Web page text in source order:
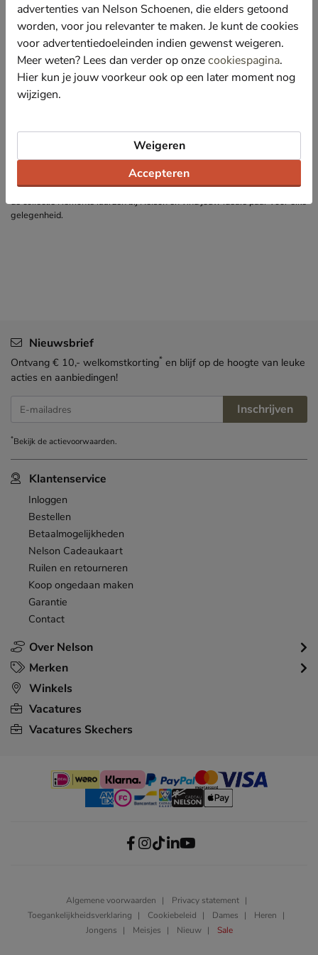
ervoor dat je altijd een laars vindt die bij jouw stijl past.
Veelgestelde vragen over Remonte laarzen
Hoe vallen Remonte laarzen?
Remonte laarzen vallen over het algemeen op maat. Twijfel je? Bekijk dan
het maatadvies op de productpagina van de betreffende laarzen.
eigen steunzolen eenvoudig kunt plaatsen.
Ontdek de Remonte laarzen bij Nelson Schoenen
Laat je verrassen door de perfecte combinatie van stijl en comfort. Ontdek
de collectie Remonte laarzen bij Nelson en vind jouw ideale paar voor elke
gelegenheid.
Over Nelson
Klantenservice
Inloggen
Bestellen
Betaalmogelijkheden
Nelson Cadeaukaart
Ruilen en retourneren
Koop ongedaan maken
Garantie
Contact
Merken
Winkels
Vacatures
Vacatures Skechers
Nieuwsbrief
Ontvang € 10,- welkomstkorting* en blijf op de hoogte van leuke
acties en aanbiedingen!
E-mailadres Inschrijven
*Bekijk deactievoorwaarden.
Algemene voorwaarden
Privacy statement
Toegankelijkheidsverklaring
Cookiebeleid Dames
Heren
Jongens
Meisjes Nieuw Sale
advertenties van Nelson Schoenen, die elders getoond
worden, voor jou relevanter te maken. Je kunt de cookies
voor advertentiedoeleinden indien gewenst weigeren.
Meer weten? Lees dan verder op onzecookiespagina.
Hier kun je jouw voorkeur ook op een later moment nog
wijzigen.
Accepteren
Weigeren